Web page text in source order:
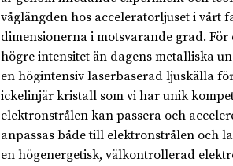
våglängden hos acceleratorljuset i vårt
dimensionerna i motsvarande grad.
högre intensitet än dagens metalliska
en högintensiv laserbaserad ljuskälla
ickelinjär kristall som vi har unik
elektronstrålen kan passera och
anpassas både till elektronstrålen och
en högenergetisk, välkontrollerad